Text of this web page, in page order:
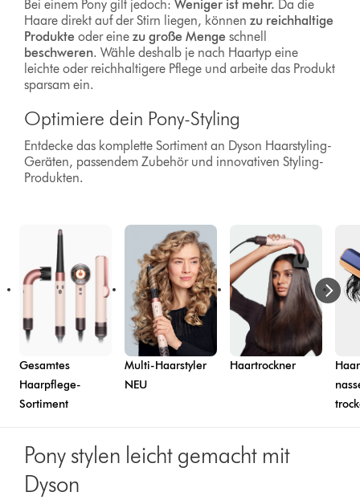
Bei einem Pony gilt jedoch:Weniger ist mehr. Da die
Haare direkt auf der Stirn liegen, könnenzu reichhaltige
Produkte oder einezu große Mengeschnell
beschweren. Wähle deshalb je nach Haartyp eine
leichte oder reichhaltigere Pflege und arbeite das Produkt
sparsam ein.
Optimiere dein Pony-Styling
Entdecke das komplette Sortiment an Dyson Haarstyling-
Geräten, passendem Zubehör und innovativen Styling-
Produkten.
Gesamtes
Haarpflege-
Sortiment
Multi-Haarstyler
NEU
Haartrockner
Pony stylen leicht gemacht mit
Dyson